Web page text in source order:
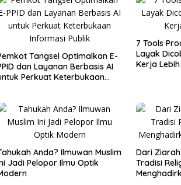
Tangsel Optimalkan E-
dan Layanan Berbasis AI
Perkuat Keterbukaan
7 Tools
Layak
Kerja
Anda? Ilmuwan Muslim
Jadi Pelopor Ilmu Optik
Dari
Tradisi